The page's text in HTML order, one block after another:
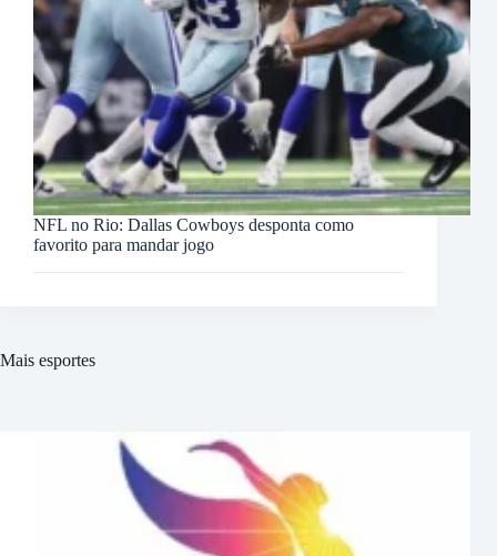
NFL no Rio: Dallas Cowboys desponta como
favorito para mandar jogo
Mais esportes